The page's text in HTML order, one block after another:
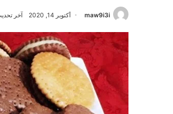
maw9i3i أكتوبر 14, 2020 آخر تحديث: